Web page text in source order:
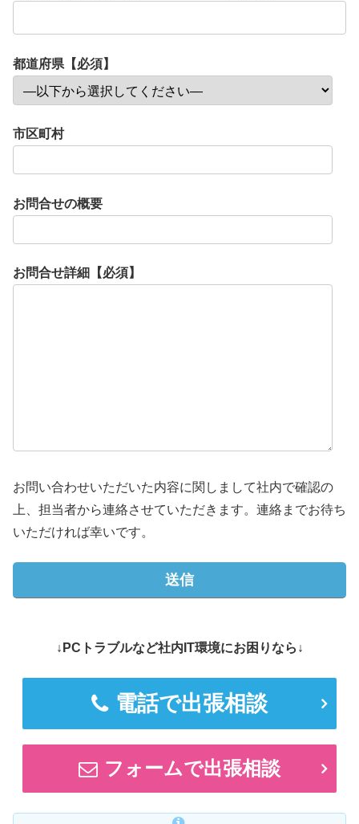
都道府県【必須】
市区町村
お問合せの概要
お問合せ詳細【必須】
お問い合わせいただいた内容に関しまして社内で確認の
上、担当者から連絡させていただきます。連絡までお待ち
いただければ幸いです。
↓PCトラブルなど社内IT環境にお困りなら↓
電話で出張相談
フォームで出張相談